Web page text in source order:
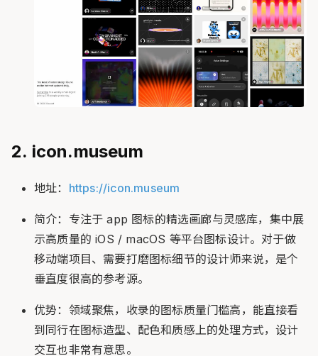
2. icon.museum
地址： https://icon.museum
简介：专注于 app 图标的精选画廊与灵感库，集中展
示高质量的 iOS / macOS 等平台图标设计。对于做
移动端项目、需要打磨图标细节的设计师来说，是个
垂直度很高的参考源。
优势：领域聚焦，收录的图标质量门槛高，能直接看
到同行在图标造型、配色和质感上的处理方式，设计
交互也非常有意思。